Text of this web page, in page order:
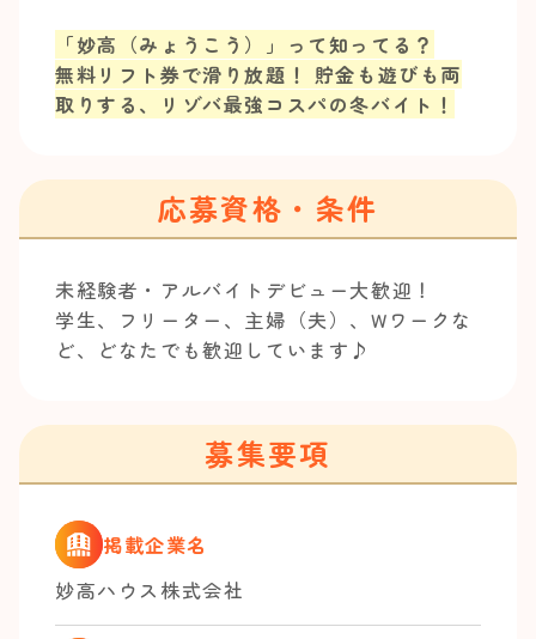
「妙高（みょうこう）」って知ってる？
無料リフト券で滑り放題！ 貯金も遊びも両
取りする、リゾバ最強コスパの冬バイト！
応募資格・条件
未経験者・アルバイトデビュー大歓迎！
学生、フリーター、主婦（夫）、Wワークな
ど、どなたでも歓迎しています♪
募集要項
掲載企業名
妙高ハウス株式会社